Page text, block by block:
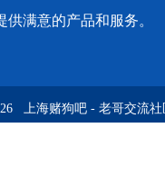
满意的产品和服务。
上海赌狗吧 - 老哥交流社